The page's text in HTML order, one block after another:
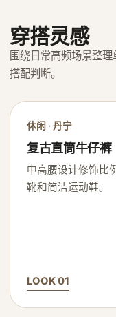
穿搭灵感
围绕日常高频场景整
搭配判断。
休闲 · 丹宁
复古直筒牛仔裤
中高腰设计修饰比
靴和简洁运动鞋。
LOOK 01